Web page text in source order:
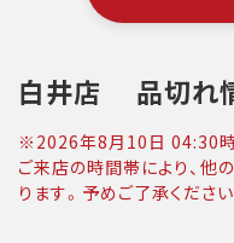
白井店 品切れ
※ 2026年8月10日 04:30
ご来店の時間帯により、他
ります。予めご了承ください